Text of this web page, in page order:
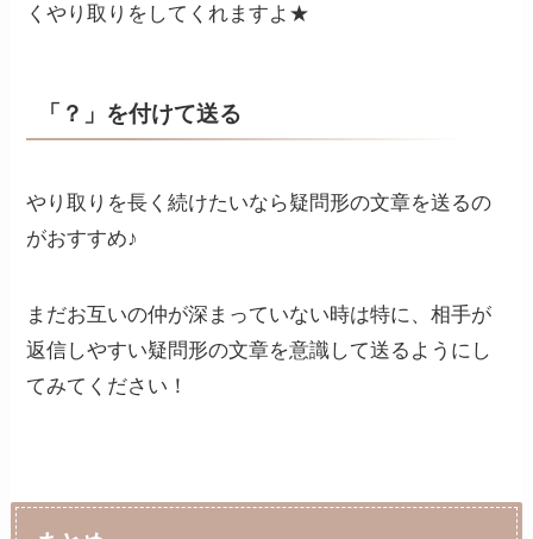
くやり取りをしてくれますよ★
「？」を付けて送る
やり取りを長く続けたいなら疑問形の文章を送るの
がおすすめ♪
まだお互いの仲が深まっていない時は特に、相手が
返信しやすい疑問形の文章を意識して送るようにし
てみてください！